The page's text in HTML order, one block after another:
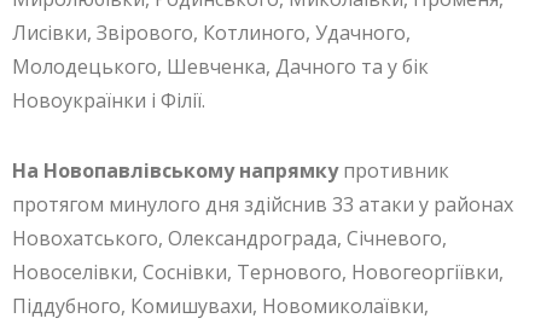
Лисівки, Звірового, Котлиного, Удачного,
Молодецького, Шевченка, Дачного та у бік
Новоукраїнки і Філії.
На Новопавлівському напрямкупротивник
протягом минулого дня здійснив 33 атаки у районах
Новохатського, Олександрограда, Січневого,
Новоселівки, Соснівки, Тернового, Новогеоргіївки,
Піддубного, Комишувахи, Новомиколаївки,